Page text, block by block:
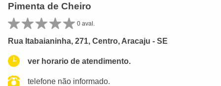
Pimenta de Cheiro
0 aval.
Rua Itabaianinha, 271, Centro, Aracaju - SE
ver horario de atendimento.
telefone não informado.